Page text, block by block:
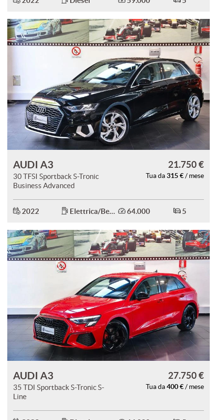
AUDI A3
30 TFSI Sportback S-Tronic
Business Advanced
21.750 €
Tua da 315 € / mese
2022 Elettrica/Benzina 64.000 5
AUDI A3
35 TDI Sportback S-Tronic S-
Line
27.750 €
Tua da 400 € / mese
Cookie necessari
Cookie delle preferenze
Cookie per il miglioramento dell'esperienza utente
Cookie analitici
la
policy
Salva
le
impostazioni